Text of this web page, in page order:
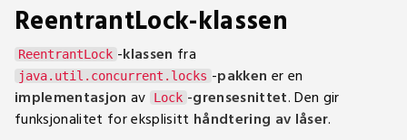
ReentrantLock-klassen
ReentrantLock -klassen fra
java.util.concurrent.locks -pakken er en
implementasjon av Lock -grensesnittet. Den gir
funksjonalitet for eksplisitt håndtering av låser.